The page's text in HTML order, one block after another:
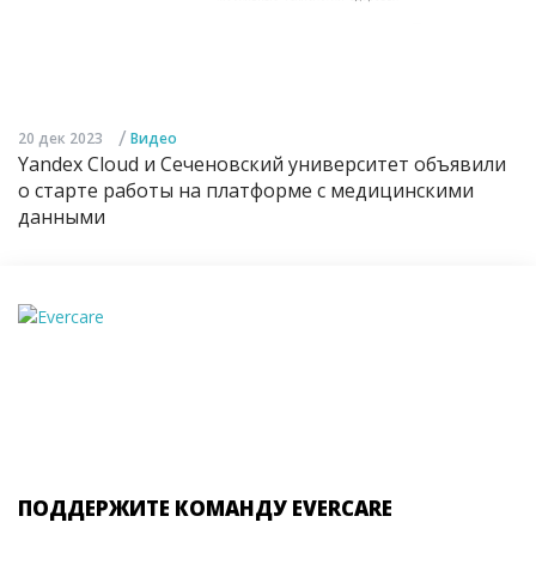
20 дек 2023 / Видео
Yandex Cloud и Сеченовский университет объявили
о старте работы на платформе с медицинскими
данными
ПОДДЕРЖИТЕ КОМАНДУ EVERCARE